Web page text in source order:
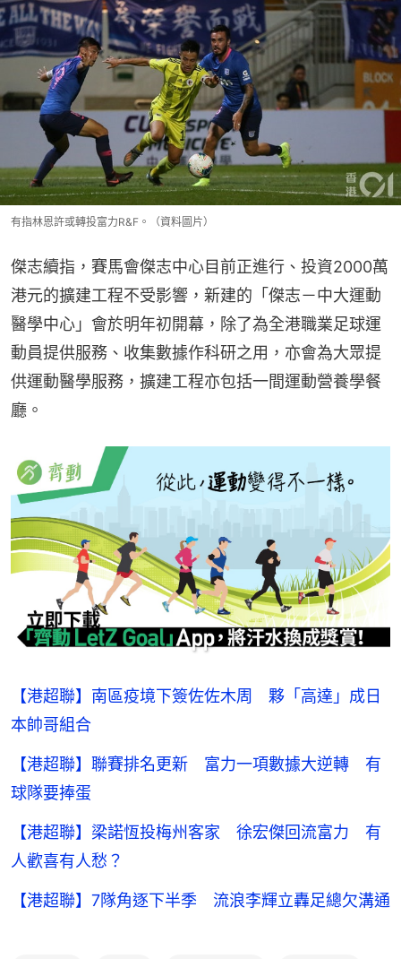
有指林恩許或轉投富力R&F。（資料圖片）
傑志續指，賽馬會傑志中心目前正進行、投資2000萬
港元的擴建工程不受影響，新建的「傑志－中大運動
醫學中心」會於明年初開幕，除了為全港職業足球運
動員提供服務、收集數據作科研之用，亦會為大眾提
供運動醫學服務，擴建工程亦包括一間運動營養學餐
廳。
【港超聯】南區疫境下簽佐佐木周 夥「高達」成日
本帥哥組合
【港超聯】聯賽排名更新 富力一項數據大逆轉 有
球隊要捧蛋
【港超聯】梁諾恆投梅州客家 徐宏傑回流富力 有
人歡喜有人愁？
【港超聯】7隊角逐下半季 流浪李輝立轟足總欠溝通